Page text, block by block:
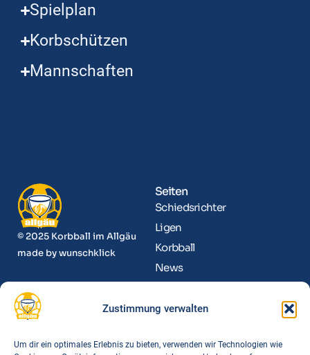
Zustimmung verwalten
Um dir ein optimales Erlebnis zu bieten, verwenden wir Technologien wie
Spielplan
Korbschützen
Mannschaften
© 2025 Korbball im Allgäu
made bywunschklick
Seiten
Schiedsrichter
Ligen
Korbball
News
Funktionäre